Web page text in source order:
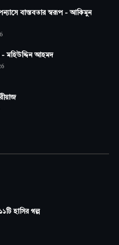
বাস্তবতার স্বরূপ - আকিমুন
- মহিউদ্দিন আহমদ
হাসির গল্প